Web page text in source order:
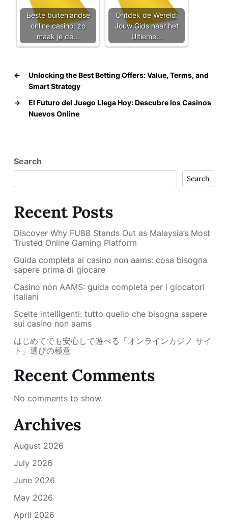
Beste buitenlandse
online casino: zo
maak je de…
Ontdek de Wereld:
Jouw Gids naar het
Ultieme…
←
Unlocking the Best Betting Offers: Value, Terms, and
Smart Strategy
→
El Futuro del Juego Llega Hoy: Descubre los Casinos
Nuevos Online
Search
Search
Recent Posts
Discover Why FU88 Stands Out as Malaysia’s Most
Trusted Online Gaming Platform
Guida completa ai casino non aams: cosa bisogna
sapere prima di giocare
Casino non AAMS: guida completa per i giocatori
italiani
Scelte intelligenti: tutto quello che bisogna sapere
sui casino non aams
はじめてでも安心して遊べる「オンラインカジノ サイ
ト」選びの極意
Recent Comments
No comments to show.
Archives
August 2026
July 2026
June 2026
May 2026
April 2026